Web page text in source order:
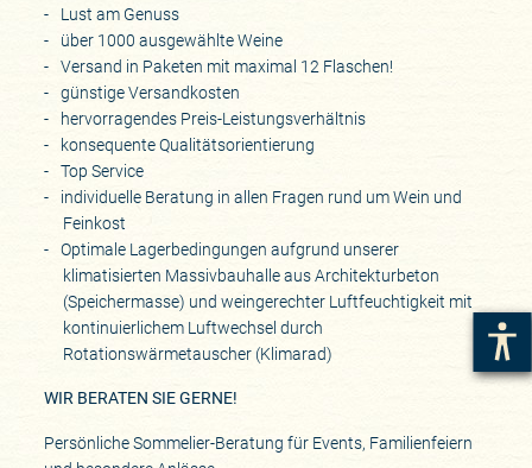
Lust am Genuss
über 1000 ausgewählte Weine
Versand in Paketen mit maximal 12 Flaschen!
günstige Versandkosten
hervorragendes Preis-Leistungsverhältnis
konsequente Qualitätsorientierung
Top Service
individuelle Beratung in allen Fragen rund um Wein und
Feinkost
Optimale Lagerbedingungen aufgrund unserer
klimatisierten Massivbauhalle aus Architekturbeton
(Speichermasse) und weingerechter Luftfeuchtigkeit mit
kontinuierlichem Luftwechsel durch
Rotationswärmetauscher (Klimarad)
WIR BERATEN SIE GERNE!
Persönliche Sommelier-Beratung für Events, Familienfeiern